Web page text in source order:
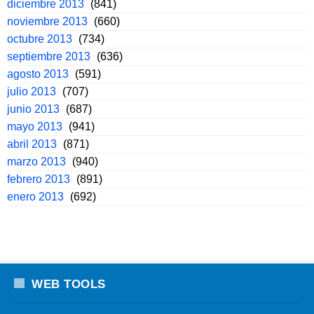
diciembre 2013 (841)
noviembre 2013 (660)
octubre 2013 (734)
septiembre 2013 (636)
agosto 2013 (591)
julio 2013 (707)
junio 2013 (687)
mayo 2013 (941)
abril 2013 (871)
marzo 2013 (940)
febrero 2013 (891)
enero 2013 (692)
WEB TOOLS